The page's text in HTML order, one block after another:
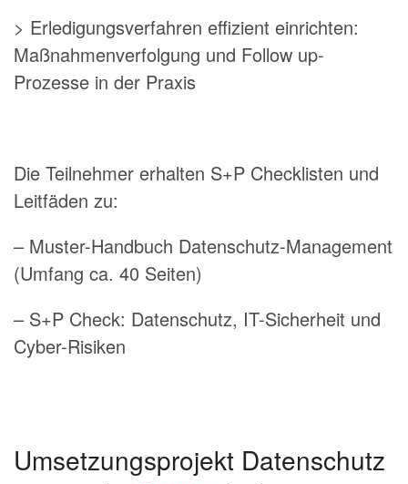
> Erledigungsverfahren effizient einrichten:
Maßnahmenverfolgung und Follow up-
Prozesse in der Praxis
Die Teilnehmer erhalten S+P Checklisten und
Leitfäden zu:
– Muster-Handbuch Datenschutz-Management
(Umfang ca. 40 Seiten)
– S+P Check: Datenschutz, IT-Sicherheit und
Cyber-Risiken
Umsetzungsprojekt Datenschutz